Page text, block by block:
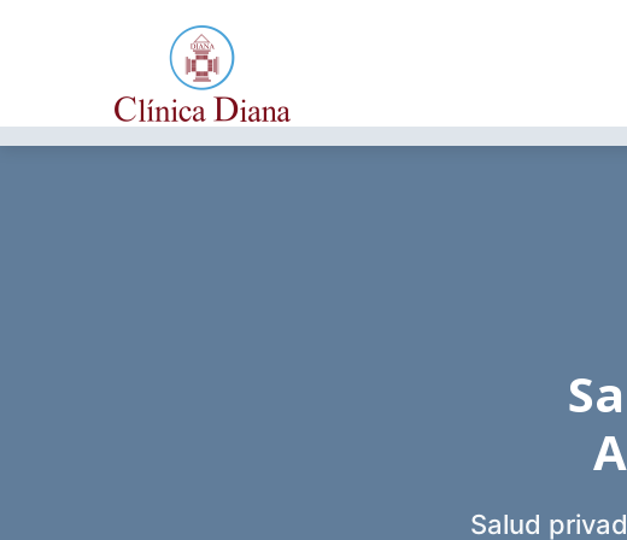
Salud